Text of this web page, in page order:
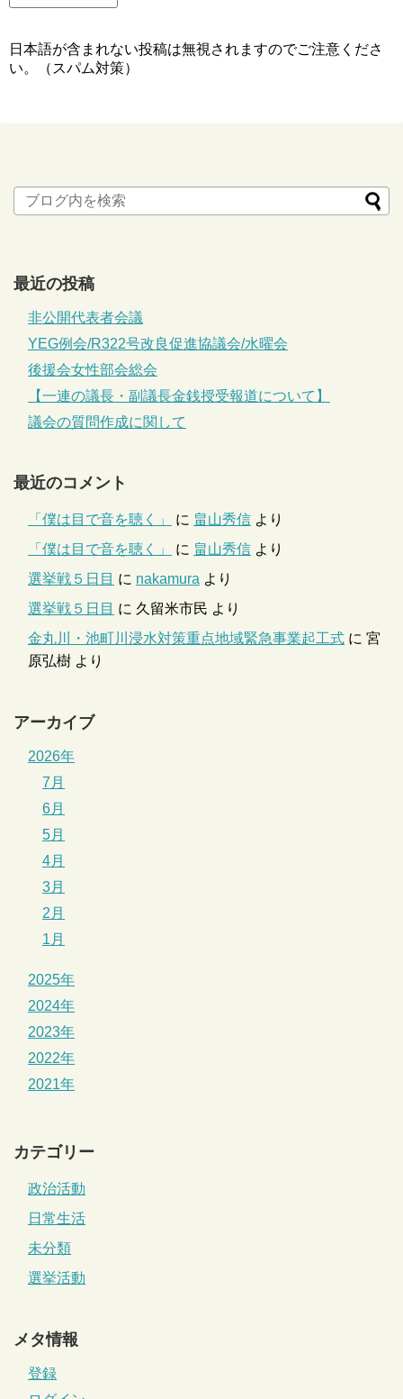
日本語が含まれない投稿は無視されますのでご注意くださ
い。（スパム対策）
最近の投稿
非公開代表者会議
YEG例会/R322号改良促進協議会/水曜会
後援会女性部会総会
【一連の議長・副議長金銭授受報道について】
議会の質問作成に関して
最近のコメント
「僕は目で音を聴く」 に 畠山秀信 より
「僕は目で音を聴く」
に 畠山秀信 より
選挙戦５日目 に nakamura より
選挙戦５日目 に 久留米市民 より
金丸川・池町川浸水対策重点地域緊急事業起工式 に 宮
原弘樹 より
アーカイブ
2026年
7月
6月
5月
4月
3月
2月
1月
2025年
2024年
2023年
2022年
2021年
カテゴリー
政治活動
日常生活
未分類
選挙活動
メタ情報
登録